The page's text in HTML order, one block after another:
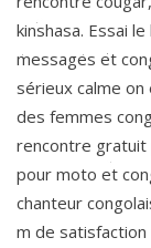
kinshasa. Essai
messages et
sérieux calme on
des femmes
rencontre gratuit
pour moto et
chanteur
m de